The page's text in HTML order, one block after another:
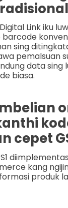
Link iku
sing
pemalsuan
data sing
biasa.
cepet
kang
produk